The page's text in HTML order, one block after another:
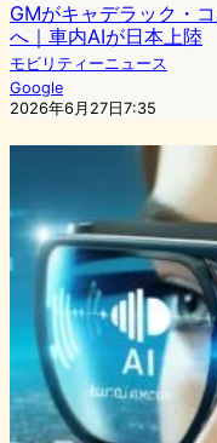
GMがキャデラック・
へ｜車内AIが日本上陸
モビリティーニュース
Google
2026年6月27日7:35